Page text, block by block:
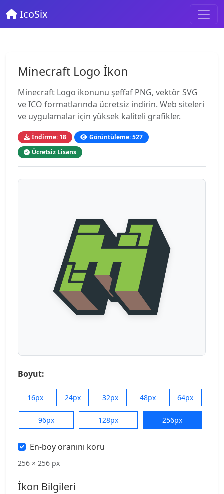
IcoSix
Minecraft Logo İkon
Minecraft Logo ikonunu şeffaf PNG, vektör SVG
ve ICO formatlarında ücretsiz indirin. Web siteleri
ve uygulamalar için yüksek kaliteli grafikler.
İndirme: 18
Görüntüleme: 527
Ücretsiz Lisans
Boyut:
16px 24px 32px 48px 64px
96px 128px 256px
En-boy oranını koru
256 × 256 px
İkon Bilgileri